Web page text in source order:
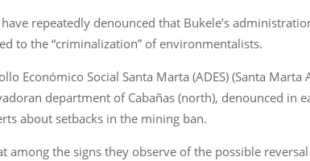
repeatedly denounced that Bukele’s
to the “criminalization” of environmentalists.
Económico Social Santa Marta (ADES) (Santa
department of Cabañas (north), denounced in
about setbacks in the mining ban.
among the signs they observe of the possible